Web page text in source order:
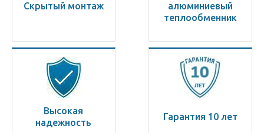
Скрытый монтаж
алюминиевый
теплообменник
Высокая
надежность
Гарантия 10 лет